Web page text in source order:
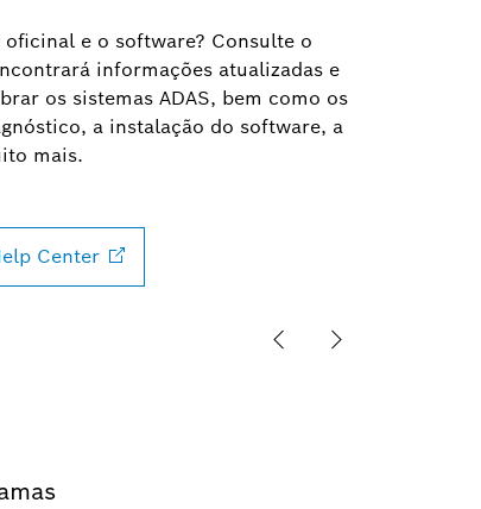
e o software? Consulte o
informações atualizadas e
os sistemas ADAS, bem como os
a instalação do software, a
mais.
Center